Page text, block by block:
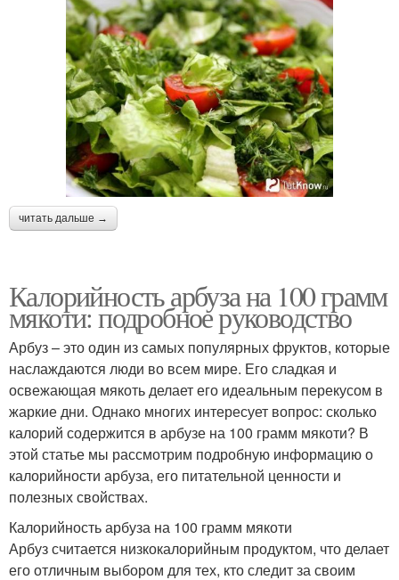
читать дальше →
Калорийность арбуза на 100 грамм
мякоти: подробное руководство
Арбуз – это один из самых популярных фруктов, которые
наслаждаются люди во всем мире. Его сладкая и
освежающая мякоть делает его идеальным перекусом в
жаркие дни. Однако многих интересует вопрос: сколько
калорий содержится в арбузе на 100 грамм мякоти? В
этой статье мы рассмотрим подробную информацию о
калорийности арбуза, его питательной ценности и
полезных свойствах.
Калорийность арбуза на 100 грамм мякоти
Арбуз считается низкокалорийным продуктом, что делает
его отличным выбором для тех, кто следит за своим